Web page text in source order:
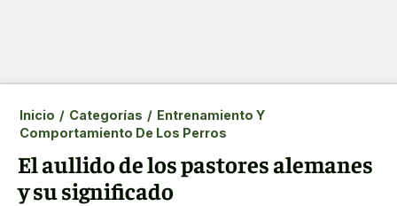
Inicio / Categorías / Entrenamiento Y
Comportamiento De Los Perros
El aullido de los pastores alemanes
y su significado